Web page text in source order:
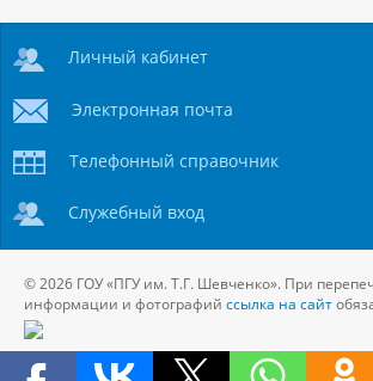
Личный кабинет
Электронная почта
Телефонный справочник
Служебный вход
© 2026 ГОУ «ПГУ им. Т.Г. Шевченко». При
информации и фотографий ссылка на сайт